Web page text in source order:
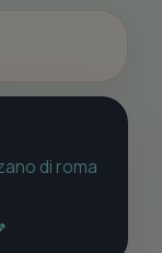
di roma